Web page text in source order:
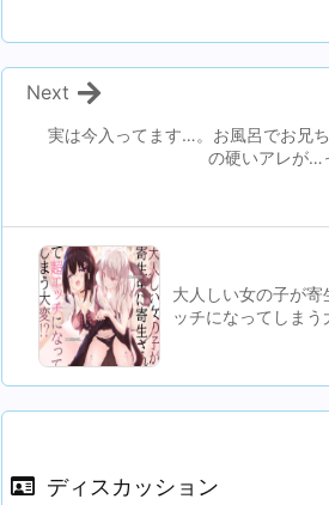
実は今入ってます…。お風呂でお兄
の硬いアレが…
Next
大人しい女の子が
ッチになってしまう
ディスカッション